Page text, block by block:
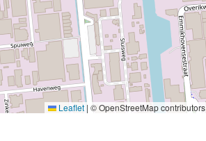
Leaflet | © OpenStreetMap contributors